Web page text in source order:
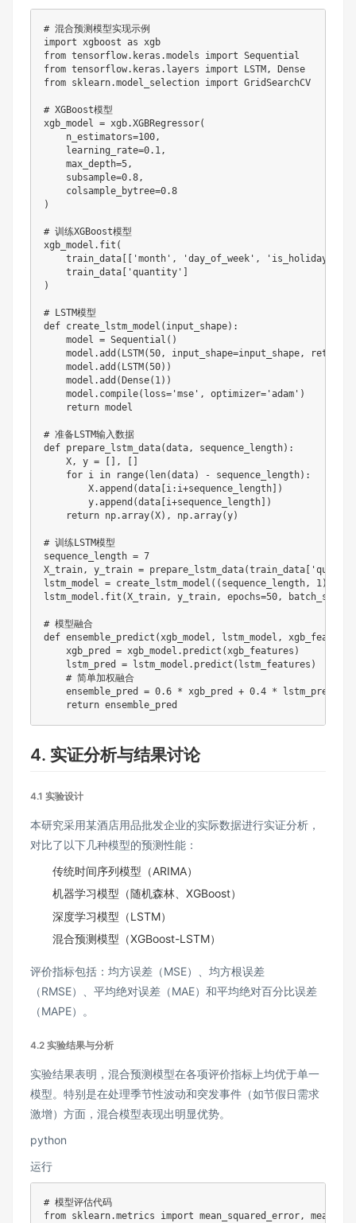
# 混合预测模型实现示例
import xgboost as xgb
from tensorflow.keras.models import Sequential
from tensorflow.keras.layers import LSTM, Dense
from sklearn.model_selection import GridSearchCV
# XGBoost模型
xgb_model = xgb.XGBRegressor(
    n_estimators=100,
    learning_rate=0.1,
    max_depth=5,
    subsample=0.8,
    colsample_bytree=0.8
)
# 训练XGBoost模型
xgb_model.fit(
train_data[['month', 'day_of_week', 'is_holiday',
    train_data['quantity']
)
# LSTM模型
def create_lstm_model(input_shape):
    model = Sequential()
model.add(LSTM(50, input_shape=input_shape,
    model.add(LSTM(50))
    model.add(Dense(1))
    model.compile(loss='mse', optimizer='adam')
    return model
# 准备LSTM输入数据
def prepare_lstm_data(data, sequence_length):
    X, y = [], []
    for i in range(len(data) - sequence_length):
        X.append(data[i:i+sequence_length])
        y.append(data[i+sequence_length])
    return np.array(X), np.array(y)
# 训练LSTM模型
sequence_length = 7
X_train, y_train =
lstm_model = create_lstm_model((sequence_length, 1))
lstm_model.fit(X_train, y_train, epochs=50,
# 模型融合
def ensemble_predict(xgb_model, lstm_model,
    xgb_pred = xgb_model.predict(xgb_features)
    lstm_pred = lstm_model.predict(lstm_features)
    # 简单加权融合
ensemble_pred = 0.6 * xgb_pred + 0.4 *
4. 实证分析与结果讨论
4.1 实验设计
本研究采用某酒店用品批发企业的实际数据进行实证分析，
对比了以下几种模型的预测性能：
传统时间序列模型（ARIMA）
机器学习模型（随机森林、XGBoost）
深度学习模型（LSTM）
混合预测模型（XGBoost-LSTM）
评价指标包括：均方误差（MSE）、均方根误差
（RMSE）、平均绝对误差（MAE）和平均绝对百分比误差
（MAPE）。
4.2 实验结果与分析
实验结果表明，混合预测模型在各项评价指标上均优于单一
模型。特别是在处理季节性波动和突发事件（如节假日需求
激增）方面，混合模型表现出明显优势。
python
运行
# 模型评估代码
from sklearn.metrics import mean_squared_error,